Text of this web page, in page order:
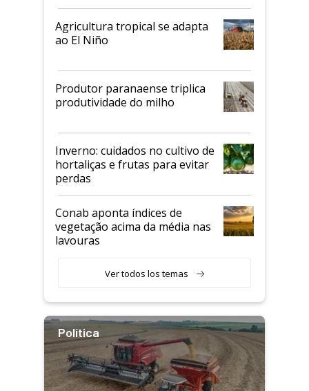
Agricultura tropical se adapta
ao El Niño
Produtor paranaense triplica
produtividade do milho
Inverno: cuidados no cultivo de
hortaliças e frutas para evitar
perdas
Conab aponta índices de
vegetação acima da média nas
lavouras
Ver todos los temas
Política